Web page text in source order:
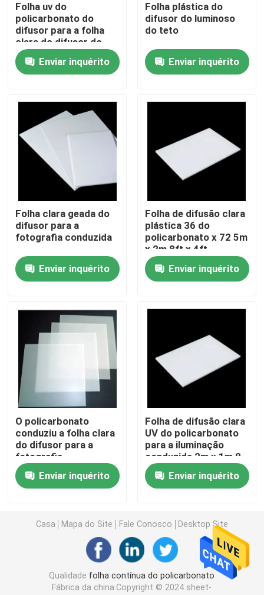
Quem Somos
Contatos
Produtos
Vídeos
folha contínua do policarbonato
folha da cavidade do policarbonato
Folha gravada policarbonato
Folha acrílica plástica
Folha plástica do PVC
Folha do policarbonato do favo de mel
Folha tripla do policarbonato da camada
Folha geada do policarbonato
Folha de difusão clara do policarbonato
Folha uv do
policarbonato do
difusor para a folha
clara do difusor do
policarbonato da
lâmpadaEnviar inquérito
Folha plástica do
difusor do luminoso
do teto
Enviar inquérito
Folha clara geada do
difusor para a
fotografia conduzida
Enviar inquérito
Folha de difusão clara
plástica 36 do
policarbonato x 72 5m
x 2m 8ft x 4ft
Enviar inquérito
O policarbonato
conduziu a folha clara
do difusor para a
fotografia
Enviar inquérito
Folha de difusão clara
UV do policarbonato
para a iluminação
conduzida 2m x 1m 8
x 4
Enviar inquérito
Casa Mapa do Site Fale Conosco Desktop Site
Qualidade folha contínua do policarbonato
Fábrica da china.Copyright © 2024 sheet-